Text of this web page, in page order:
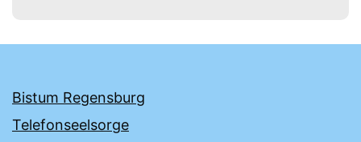
Bistum Regensburg
Telefonseelsorge